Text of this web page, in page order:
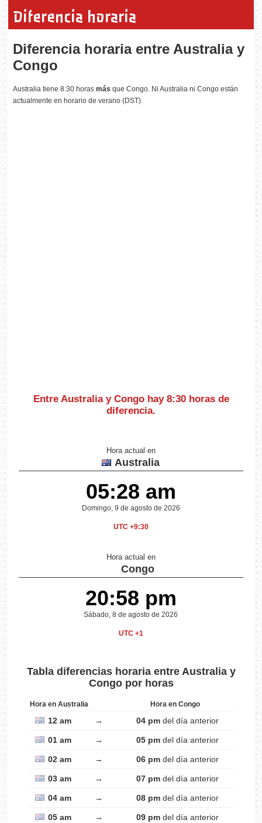
Diferencia horaria
Diferencia horaria entre Australia y
Congo
Australia tiene 8:30 horasmás que Congo. Ni Australia ni Congo están
actualmente en horario de verano (DST).
Entre Australia y Congo hay 8:30 horas de
diferencia.
Hora actual en
Australia
05:28 am
Domingo, 9 de agosto de 2026
UTC +9:30
Hora actual en
Congo
20:58 pm
Sábado, 8 de agosto de 2026
UTC +1
Tabla diferencias horaria entre Australia y
Congo por horas
Hora en Australia Hora en Congo
12 am → 04 pmdel día anterior
01 am → 05 pmdel día anterior
02 am → 06 pmdel día anterior
03 am → 07 pmdel día anterior
04 am → 08 pmdel día anterior
05 am → 09 pmdel día anterior